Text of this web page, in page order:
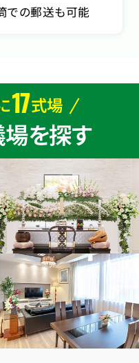
での郵送も可能
17式場
を探す